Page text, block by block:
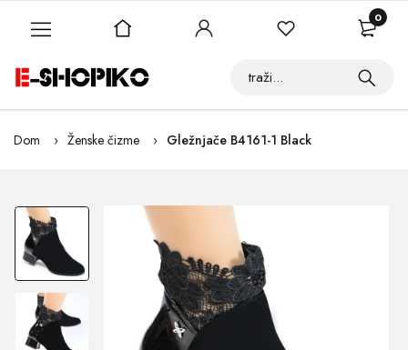
Dom Ženske čizme Gležnjače B4161-1 Black
0